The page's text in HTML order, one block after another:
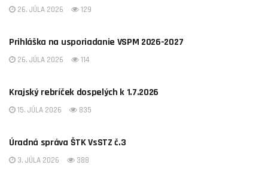
26. JÚLA 2026 129
Prihláška na usporiadanie VSPM 2026-2027
26. JÚLA 2026 114
Krajský rebríček dospelých k 1.7.2026
15. JÚLA 2026 835
Úradná správa ŠTK VsSTZ č.3
3. JÚLA 2026 388